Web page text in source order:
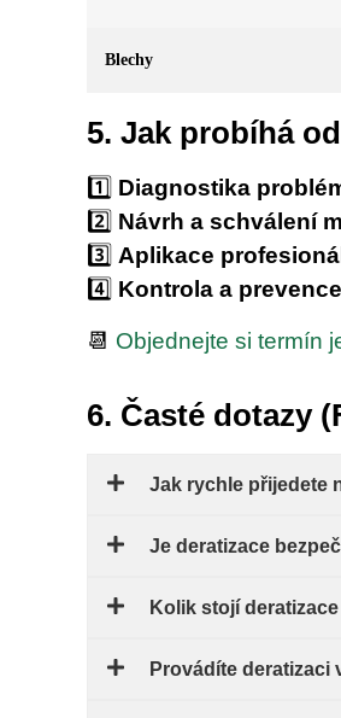
Blechy
5. Jak probíhá
1️⃣ Diagnostika
2️⃣ Návrh a schválení
3️⃣ Aplikace
4️⃣ Kontrola a prevence
📆 Objednejte si termín
6. Časté dotazy
Jak rychle přijedete
Je deratizace
Kolik stojí
Provádíte